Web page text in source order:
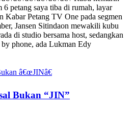
6 petang saya tiba di rumah, layar
Kabar Petang TV One pada segmen
Jansen Sitindaon mewakili kubu
di studio bersama host, sedangkan
phone, ada Lukman Edy
Bukan “JIN”